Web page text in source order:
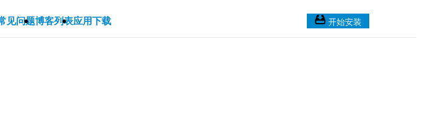
见问题博客列表应用下载 开始安装